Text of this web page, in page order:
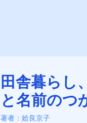
田舎暮らし
と名前のつ
著者：姶良京子